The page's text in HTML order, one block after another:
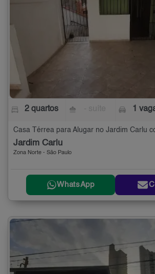
2 quartos 1
Casa Térrea para Alugar no Jardim Carlu
Jardim Carlu
Zona Norte - São Paulo
WhatsApp